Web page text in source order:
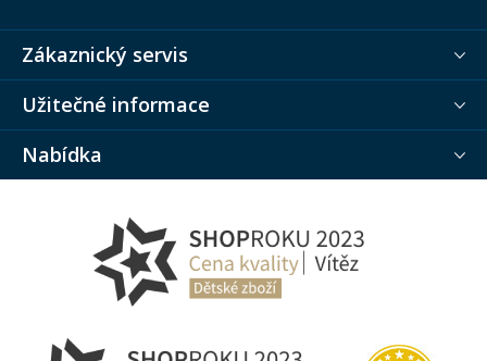
Zákaznický servis
Užitečné informace
Nabídka